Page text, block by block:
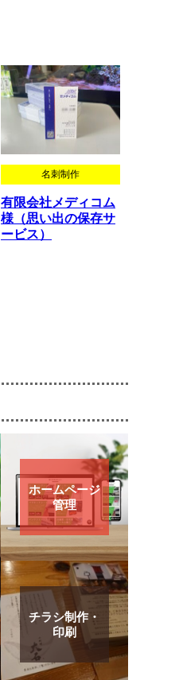
名刺制作
有限会社メディコム
様（思い出の保存サ
ービス）
ホームページ
管理
チラシ制作・
印刷